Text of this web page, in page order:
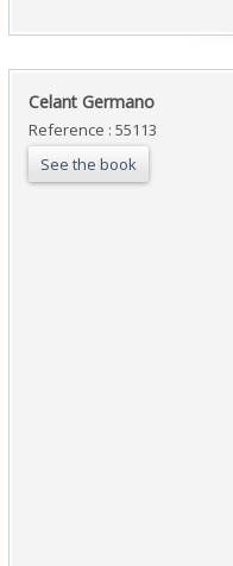
‎Celant Germano ‎
Reference : 55113
See the book